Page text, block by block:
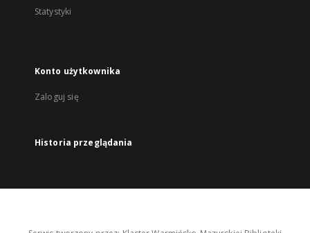
Statystyki
Konto użytkownika
Zaloguj się
Historia przeglądania